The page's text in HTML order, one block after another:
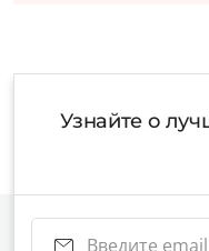
Узнайте о